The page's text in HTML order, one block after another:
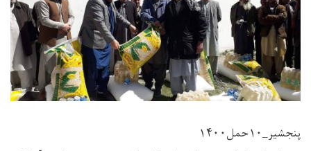
پنجشیر_۱۰حمل۱۴۰۰